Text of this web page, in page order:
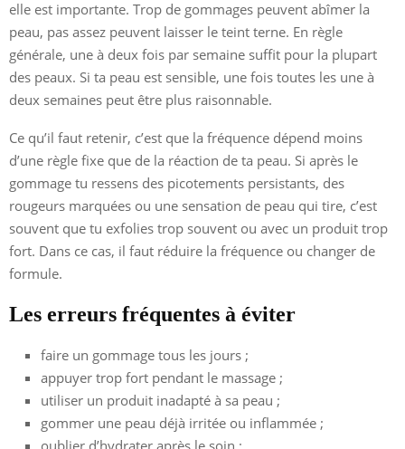
elle est importante. Trop de gommages peuvent abîmer la
peau, pas assez peuvent laisser le teint terne. En règle
générale, une à deux fois par semaine suffit pour la plupart
des peaux. Si ta peau est sensible, une fois toutes les une à
deux semaines peut être plus raisonnable.
Ce qu’il faut retenir, c’est que la fréquence dépend moins
d’une règle fixe que de la réaction de ta peau. Si après le
gommage tu ressens des picotements persistants, des
rougeurs marquées ou une sensation de peau qui tire, c’est
souvent que tu exfolies trop souvent ou avec un produit trop
fort. Dans ce cas, il faut réduire la fréquence ou changer de
formule.
Les erreurs fréquentes à éviter
faire un gommage tous les jours ;
appuyer trop fort pendant le massage ;
utiliser un produit inadapté à sa peau ;
gommer une peau déjà irritée ou inflammée ;
oublier d’hydrater après le soin ;